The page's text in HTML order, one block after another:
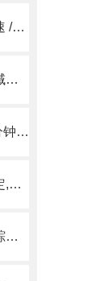
草原气象站——九要素一体测！风速 /pm2.5 / 总辐射全涵盖，草原监测更全面
草原生态气象站—实时监测草原区域气候条件@2024全网推送
能见度从500米骤降到50米只需几分钟！交通气象站布设，捕捉小尺度团雾。
边坡安全监测预警系统—一款高稳定,高安全性的GNSS监测站
农业农村四情监测系统——动态追踪气象变化、虫害迁徙、作物生长进程等信息